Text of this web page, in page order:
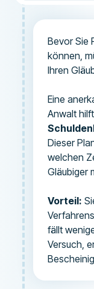
Bevor Sie
können,
Ihren
Eine
Anwalt
Dieser
welchen
Gläubiger
Vorteil:
fällt
Versuch,